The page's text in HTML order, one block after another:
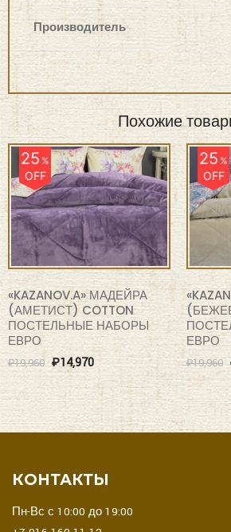
Производитель
Похожие
25%
OFF
«KAZANOV.A» МАДЕЙРА
(АМЕТИСТ) COTTON
ПОСТЕЛЬНЫЕ НАБОРЫ
ЕВРО
₽19,960 ₽ 14,970
25%
OFF
ЕВРО
₽19,960
+7-916-160-11-12